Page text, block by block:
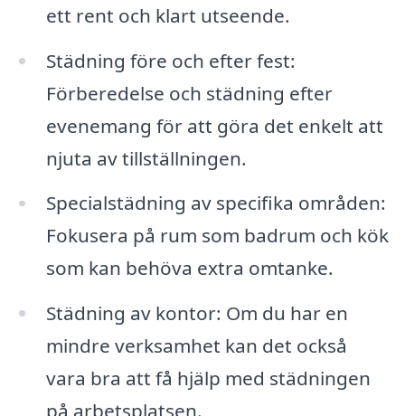
ett rent och klart utseende.
Städning före och efter fest:
Förberedelse och städning efter
evenemang för att göra det enkelt att
njuta av tillställningen.
Specialstädning av specifika områden:
Fokusera på rum som badrum och kök
som kan behöva extra omtanke.
Städning av kontor: Om du har en
mindre verksamhet kan det också
vara bra att få hjälp med städningen
på arbetsplatsen.